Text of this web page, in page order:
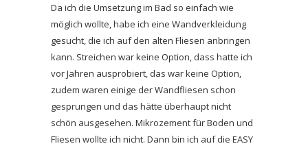
Da ich die Umsetzung im Bad so einfach wie
möglich wollte, habe ich eine Wandverkleidung
gesucht, die ich auf den alten Fliesen anbringen
kann. Streichen war keine Option, dass hatte ich
vor Jahren ausprobiert, das war keine Option,
zudem waren einige der Wandfliesen schon
gesprungen und das hätte überhaupt nicht
schön ausgesehen. Mikrozement für Boden und
Fliesen wollte ich nicht. Dann bin ich auf die EASY